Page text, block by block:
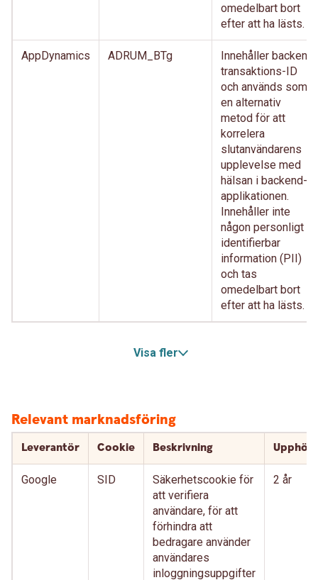
omedelbart bort
efter att ha lästs.
AppDynamics ADRUM_BTg
Innehåller backend
transaktions-ID
och används som
en alternativ
metod för att
korrelera
slutanvändarens
upplevelse med
hälsan i backend-
applikationen.
Innehåller inte
någon personligt
identifierbar
information (PII)
och tas
omedelbart bort
efter att ha lästs.
Visa fler
Relevant marknadsföring
Leverantör Cookie Beskrivning Upphör
Google SID
Säkerhetscookie för
att verifiera
användare, för att
förhindra att
bedragare använder
användares
inloggningsuppgifter
2 år